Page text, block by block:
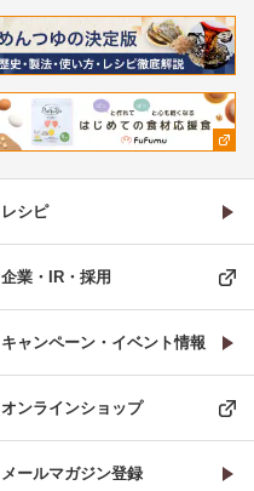
レシピ
企業・IR・採用
キャンペーン・イベント情報
オンラインショップ
メールマガジン登録